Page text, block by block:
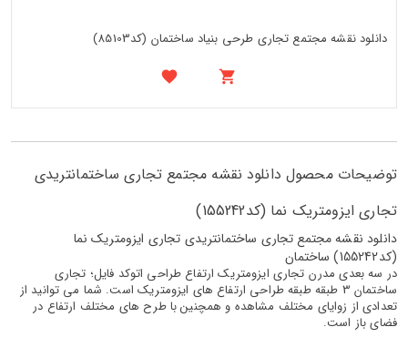
دانلود نقشه مجتمع تجاری طرحی بنیاد ساختمان (کد85103)
توضیحات محصول دانلود نقشه مجتمع تجاری ساختمانتریدی
تجاری ایزومتریک نما (کد155242)
دانلود نقشه مجتمع تجاری ساختمانتریدی تجاری ایزومتریک نما
(کد155242) ساختمان
در سه بعدی مدرن تجاری ایزومتریک ارتفاع طراحی اتوکد فایل؛ تجاری
ساختمان 3 طبقه طبقه طراحی ارتفاع های ایزومتریک است. شما می توانید از
تعدادی از زوایای مختلف مشاهده و همچنین با طرح های مختلف ارتفاع در
فضای باز است.